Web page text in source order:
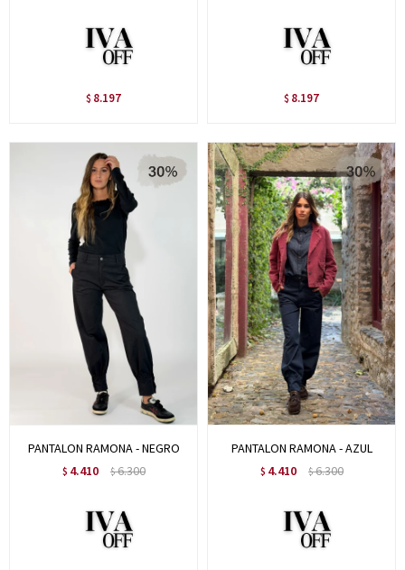
$ 8.197 $ 8.197
PANTALON RAMONA - NEGRO
$ 4.410 $6.300
PANTALON RAMONA - AZUL
$ 4.410 $6.300